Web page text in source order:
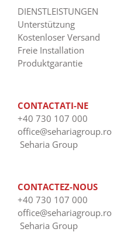
DIENSTLEISTUNGEN
Unterstützung
Kostenloser Versand
Freie Installation
Produktgarantie
CONTACTATI-NE
+40 730 107 000
office@sehariagroup.ro
Seharia Group
CONTACTEZ-NOUS
+40 730 107 000
office@sehariagroup.ro
Seharia Group